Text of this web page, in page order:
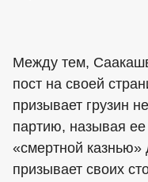
Между тем,
пост на своей
призывает грузин
партию, называя
«смертной
призывает своих